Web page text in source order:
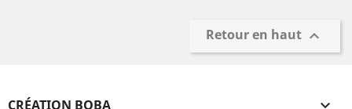
Retour en haut 
CRÉATION BOBA